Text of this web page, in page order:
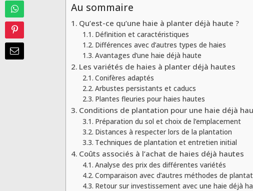
Au sommaire
Qu’est-ce qu’une haie à planter déjà haute ?
Définition et caractéristiques
Différences avec d’autres types de haies
Avantages d’une haie déjà haute
Les variétés de haies à planter déjà hautes
Conifères adaptés
Arbustes persistants et caducs
Plantes fleuries pour haies hautes
Conditions de plantation pour une haie déjà
Préparation du sol et choix de l’emplacement
Distances à respecter lors de la plantation
Techniques de plantation et entretien initial
Coûts associés à l’achat de haies déjà hautes
Analyse des prix des différentes variétés
Comparaison avec d’autres méthodes de
Retour sur investissement avec une haie déjà